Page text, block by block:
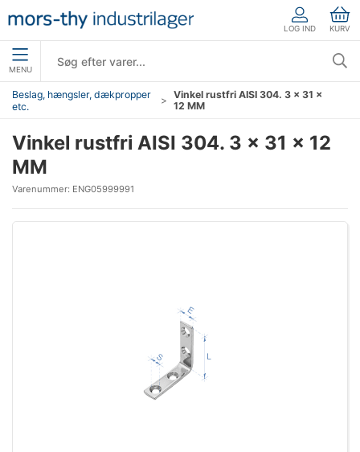
LOG IND KURV
MENU
Beslag, hængsler, dækpropper
etc.
Vinkel rustfri AISI 304. 3 x 31 x
12 MM
Vinkel rustfri AISI 304. 3 x 31 x 12
MM
Varenummer: ENG05999991